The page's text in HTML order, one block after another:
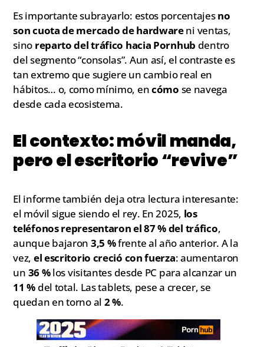
Es importante subrayarlo: estos porcentajesno
son cuota de mercado de hardwareni ventas,
sino reparto del tráfico hacia Pornhub dentro
del segmento “consolas”. Aun así, el contraste es
tan extremo que sugiere un cambio real en
hábitos… o, como mínimo, encómo se navega
desde cada ecosistema.
El contexto: móvil manda,
pero el escritorio “revive”
El informe también deja otra lectura interesante:
el móvil sigue siendo el rey. En 2025, los
teléfonos representaron el 87 % del tráfico,
aunque bajaron 3,5 %frente al año anterior. A la
vez, el escritorio creció con fuerza: aumentaron
un 36 %los visitantes desde PC para alcanzar un
11 % del total. Las tablets, pese a crecer, se
quedan en torno al 2 %.